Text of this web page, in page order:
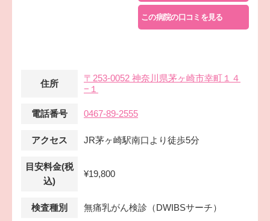
この病院の口コミを見る
住所
〒253-0052 神奈川県茅ヶ崎市幸町１４
−１
電話番号 0467-89-2555
アクセス JR茅ヶ崎駅南口より徒歩5分
目安料金(税
込)
¥19,800
検査種別 無痛乳がん検診（DWIBSサーチ）